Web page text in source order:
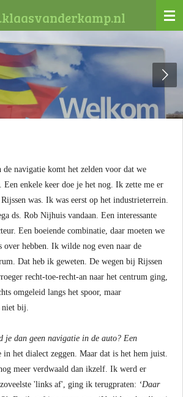
de navigatie komt het zelden voor dat we
Een enkele keer doe je het nog. Ik zette me er
was. Ik was eerst op het industrieterrein.
ds. Rob Nijhuis vandaan. Een interessante
Een boeiende combinatie, daar moeten we
over hebben. Ik wilde nog even naar de
Dat heb ik geweten. De wegen bij Rijssen
recht-toe-recht-an naar het centrum ging,
omgeleid langs het spoor, maar
niet bij.
je dan geen navigatie in de auto? Een
in het dialect zeggen. Maar dat is het hem juist.
meer verdwaald dan ikzelf. Ik werd er
'links af', ging ik terugpraten: ‘Daar